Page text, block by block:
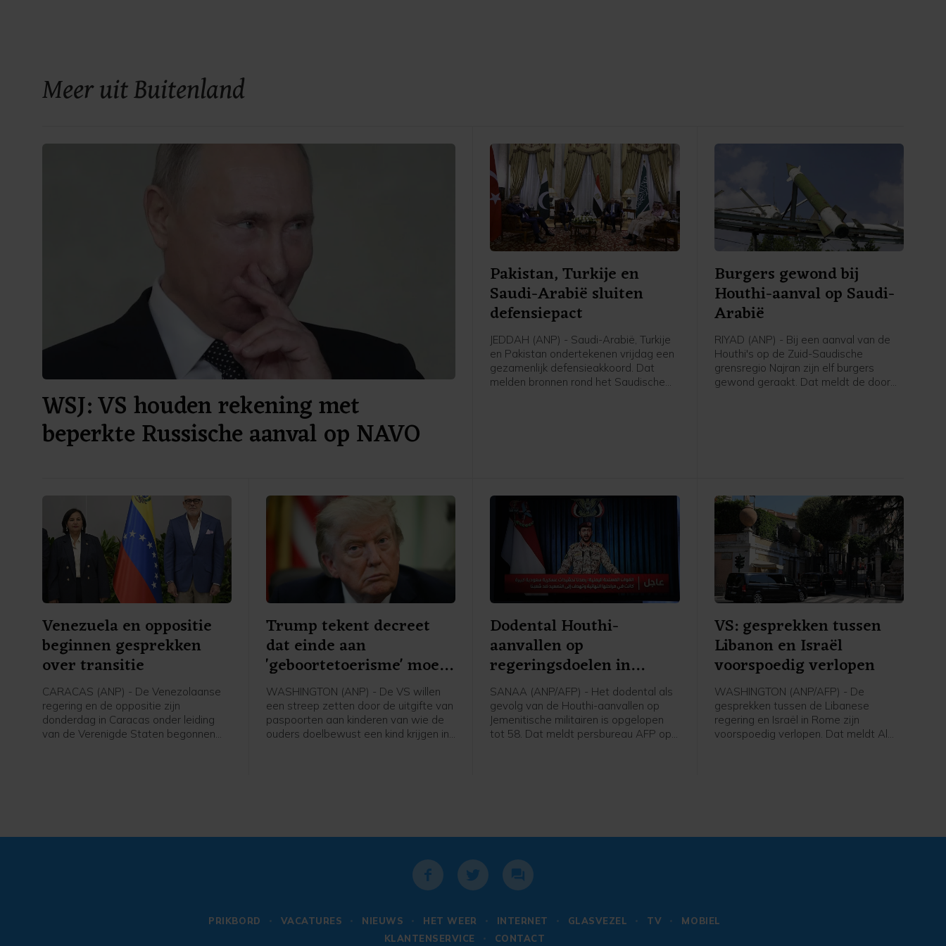
Meer uit Buitenland
WSJ: VS houden rekening met
beperkte Russische aanval op NAVO
Pakistan, Turkije en
Saudi-Arabië sluiten
defensiepact
JEDDAH (ANP) - Saudi-Arabië, Turkije
en Pakistan ondertekenen vrijdag een
gezamenlijk defensieakkoord. Dat
melden bronnen rond het Saudische
Burgers gewond bij
Houthi-aanval op Saudi-
Arabië
RIYAD (ANP) - Bij een aanval van de
Houthi's op de Zuid-Saudische
grensregio Najran zijn elf burgers
gewond geraakt. Dat meldt de door
Venezuela en oppositie
beginnen gesprekken
over transitie
CARACAS (ANP) - De Venezolaanse
regering en de oppositie zijn
donderdag in Caracas onder leiding
van de Verenigde Staten begonnen
Trump tekent decreet
dat einde aan
'geboortetoerisme' moet
maken
WASHINGTON (ANP) - De VS willen
een streep zetten door de uitgifte van
paspoorten aan kinderen van wie de
ouders doelbewust een kind krijgen in
Dodental Houthi-
aanvallen op
regeringsdoelen in
Jemen opgelopen
SANAA (ANP/AFP) - Het dodental als
gevolg van de Houthi-aanvallen op
Jemenitische militairen is opgelopen
tot 58. Dat meldt persbureau AFP op
VS: gesprekken tussen
Libanon en Israël
voorspoedig verlopen
WASHINGTON (ANP/AFP) - De
gesprekken tussen de Libanese
regering en Israël in Rome zijn
voorspoedig verlopen. Dat meldt Al
PRIKBORD VACATURES NIEUWS HET WEER INTERNET GLASVEZEL TV
MOBIEL
KLANTENSERVICE
CONTACT